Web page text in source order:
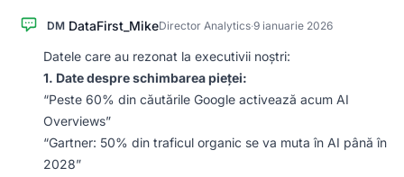
DM DataFirst_MikeDirector Analytics·9 ianuarie 2026
Datele care au rezonat la executivii noștri:
1. Date despre schimbarea pieței:
“Peste 60% din căutările Google activează acum AI
Overviews”
“Gartner: 50% din traficul organic se va muta în AI până în
2028”